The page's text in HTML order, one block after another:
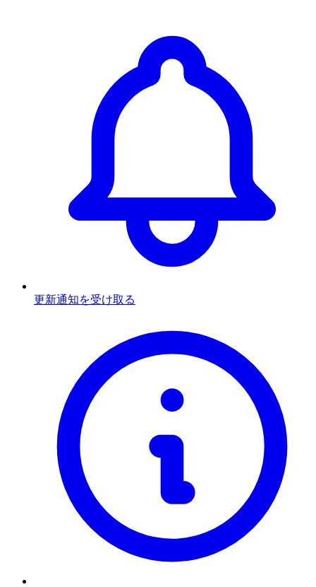
更新通知を受け取る